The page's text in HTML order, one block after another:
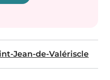
Jean-de-Valériscle